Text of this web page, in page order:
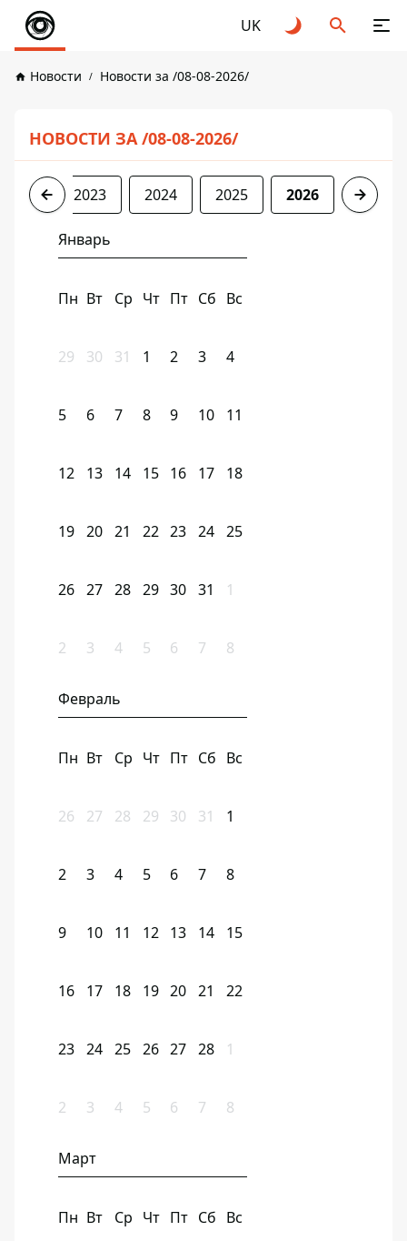
UK
Новости Новости за /08-08-2026/
НОВОСТИ ЗА /08-08-2026/
2022 2023 2024 2025 2026
Январь
Пн Вт Ср Чт Пт Сб Вс
29 30 31 1 2 3 4
5 6 7 8 9 10 11
12 13 14 15 16 17 18
19 20 21 22 23 24 25
26 27 28 29 30 31 1
2 3 4 5 6 7 8
Февраль
Пн Вт Ср Чт Пт Сб Вс
26 27 28 29 30 31 1
2 3 4 5 6 7 8
9 10 11 12 13 14 15
16 17 18 19 20 21 22
23 24 25 26 27 28 1
2 3 4 5 6 7 8
Март
Пн Вт Ср Чт Пт Сб Вс